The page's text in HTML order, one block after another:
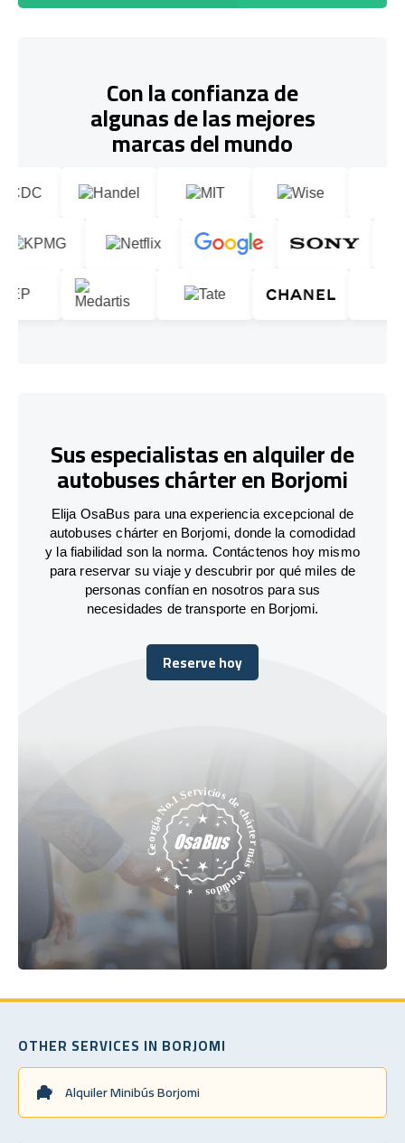
Con la confianza de
algunas de las mejores
marcas del mundo
Sus especialistas en alquiler de
autobuses chárter en Borjomi
Elija OsaBus para una experiencia excepcional de
autobuses chárter en Borjomi, donde la comodidad
y la fiabilidad son la norma. Contáctenos hoy mismo
para reservar su viaje y descubrir por qué miles de
personas confían en nosotros para sus
necesidades de transporte en Borjomi.
Reserve hoy
Reserve hoy
OTHER SERVICES IN BORJOMI
Alquiler Minibús Borjomi